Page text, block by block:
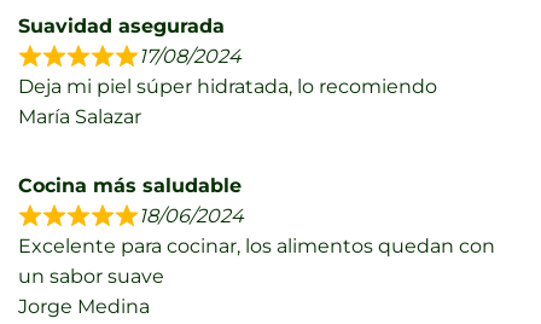
Suavidad asegurada
17/08/2024
Deja mi piel súper hidratada, lo recomiendo
María Salazar
Cocina más saludable
18/06/2024
Excelente para cocinar, los alimentos quedan con
un sabor suave
Jorge Medina